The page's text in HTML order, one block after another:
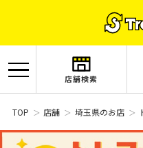
店舗検索
TOP 店舗 埼玉県のお店